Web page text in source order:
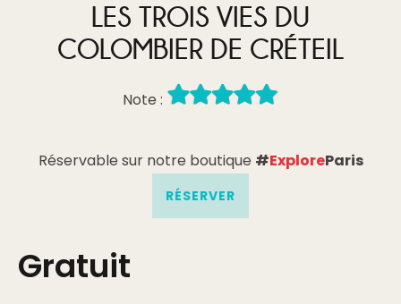
LES TROIS VIES DU
COLOMBIER DE CRÉTEIL
Note :
Réservable sur notre boutique #ExploreParis
RÉSERVER
Gratuit